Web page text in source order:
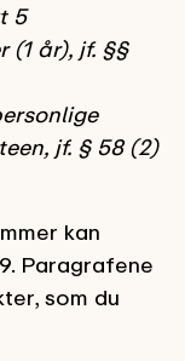
5
(1 år), jf. §§
jf. § 58 (2)
kan
Paragrafene
som du